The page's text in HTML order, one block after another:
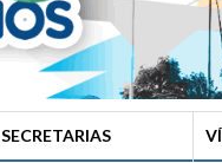
SECRETARIAS